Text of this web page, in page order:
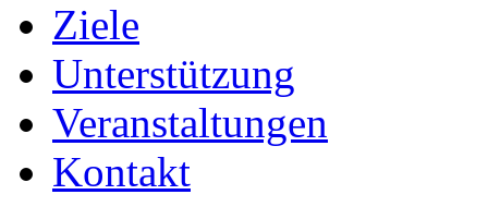
Ziele
Unterstützung
Veranstaltungen
Kontakt